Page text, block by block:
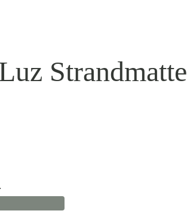
Strandmatte